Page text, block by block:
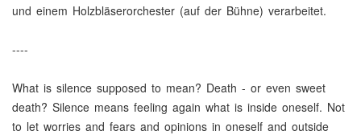
und einem Holzbläserorchester (auf der Bühne) verarbeitet.
----
What is silence supposed to mean? Death - or even sweet
death? Silence means feeling again what is inside oneself. Not
to let worries and fears and opinions in oneself and outside